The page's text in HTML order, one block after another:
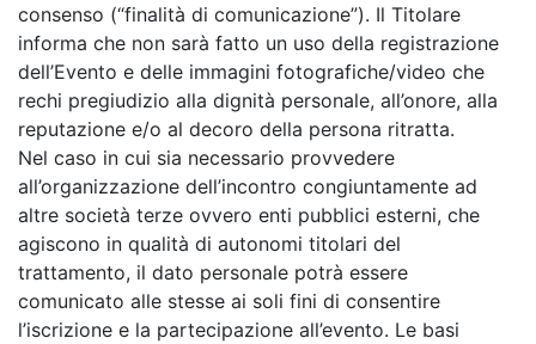
consenso (“finalità di comunicazione”). Il Titolare
informa che non sarà fatto un uso della registrazione
dell’Evento e delle immagini fotografiche/video che
rechi pregiudizio alla dignità personale, all’onore, alla
reputazione e/o al decoro della persona ritratta.
Nel caso in cui sia necessario provvedere
all’organizzazione dell’incontro congiuntamente ad
altre società terze ovvero enti pubblici esterni, che
agiscono in qualità di autonomi titolari del
trattamento, il dato personale potrà essere
comunicato alle stesse ai soli fini di consentire
l’iscrizione e la partecipazione all’evento. Le basi